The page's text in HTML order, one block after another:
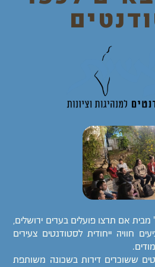
אם תרצו פועלים בערים ירושלים,
חוויה ייחודית לסטודנטים צעירים
ששוכרים דירות בשכונה משותפת